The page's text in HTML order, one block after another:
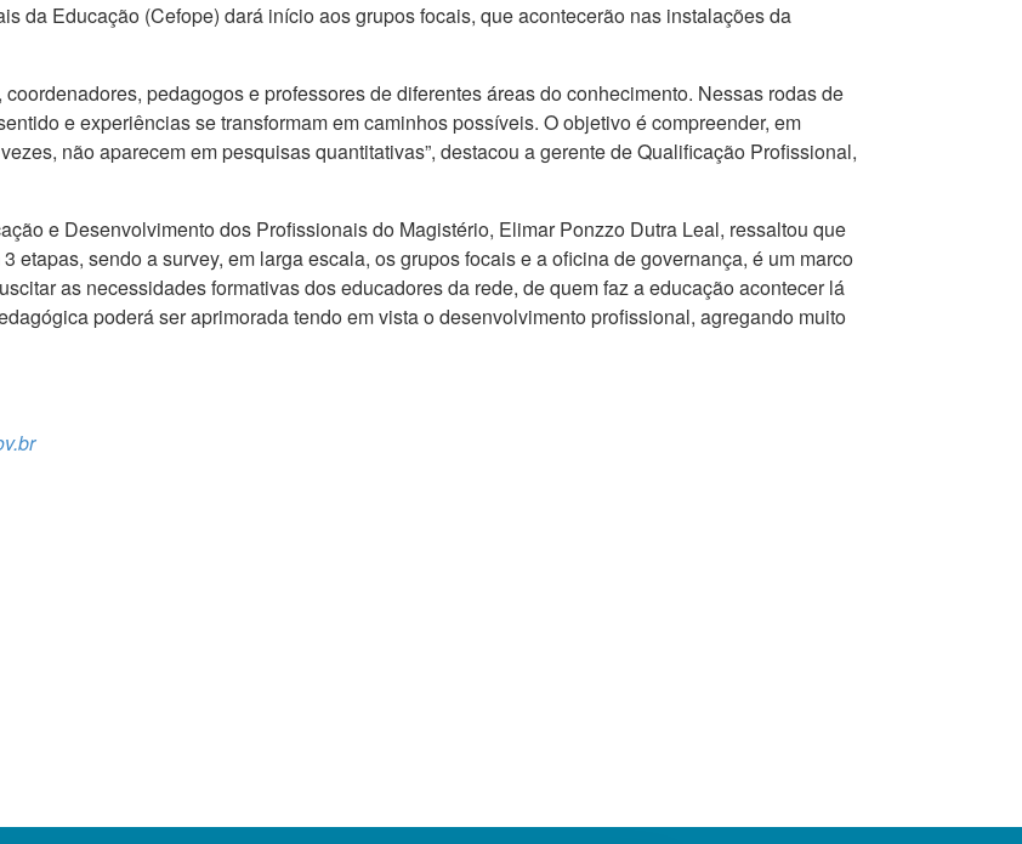
da Educação (Cefope) dará início aos grupos focais, que acontecerão nas instalações da
pedagogos e professores de diferentes áreas do conhecimento. Nessas rodas de
e experiências se transformam em caminhos possíveis. O objetivo é compreender, em
não aparecem em pesquisas quantitativas”, destacou a gerente de Qualificação Profissional,
e Desenvolvimento dos Profissionais do Magistério, Elimar Ponzzo Dutra Leal, ressaltou que
etapas, sendo a survey, em larga escala, os grupos focais e a oficina de governança, é um marco
as necessidades formativas dos educadores da rede, de quem faz a educação acontecer lá
poderá ser aprimorada tendo em vista o desenvolvimento profissional, agregando muito